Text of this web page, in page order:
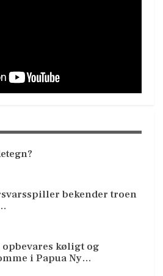
bekender troen
køligt og
i Papua Ny…